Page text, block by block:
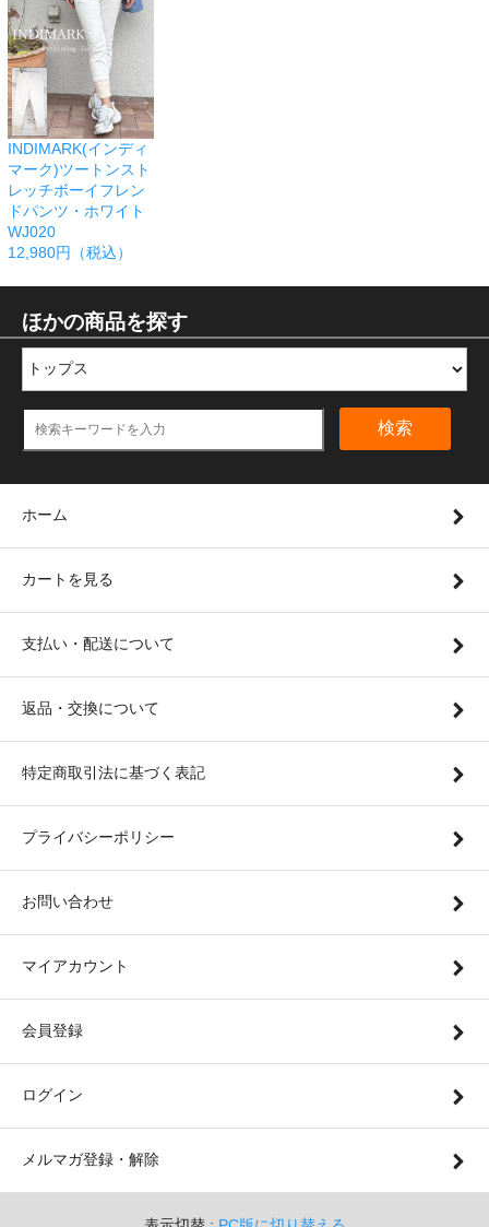
INDIMARK(インディ
マーク)ツートンスト
レッチボーイフレン
ドパンツ・ホワイト
WJ020
12,980円（税込）
ほかの商品を探す
検索
ホーム
カートを見る
支払い・配送について
返品・交換について
特定商取引法に基づく表記
プライバシーポリシー
お問い合わせ
マイアカウント
会員登録
ログイン
メルマガ登録・解除